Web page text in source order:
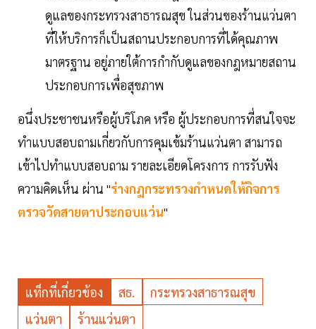
ดูแลของกระทรวงสาธารณสุข ในส่วนของร้านแว่นตา
ที่ให้บริการก็เป็นสถานประกอบการที่ได้คุณภาพ
มาตรฐาน อยู่ภายใต้การกำกับดูแลของกฎหมายสถาน
ประกอบการเพื่อสุขภาพ
อนึ่งประชาชนหรือผู้บริโภค หรือ ผู้ประกอบการที่สนใจจะ
ทำแบบสอบถามเกี่ยวกับการคุมเข้มร้านแว่นตา สามารถ
เข้าไปทำแบบสอบถาม รายละเอียดโครงการ การรับฟัง
ความคิดเห็น ผ่าน "ร่างกฎกระทรวงกำหนดให้กิจการ
ตรวจวัดสายตาประกอบแว่น"
แท็กที่เกี่ยวข้อง สธ.
กระทรวงสาธารณสุข
แว่นตา
ร้านแว่นตา